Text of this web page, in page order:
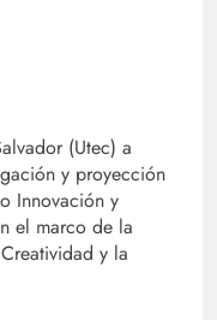
(Utec) a
y proyección
Innovación y
el marco de la
y la